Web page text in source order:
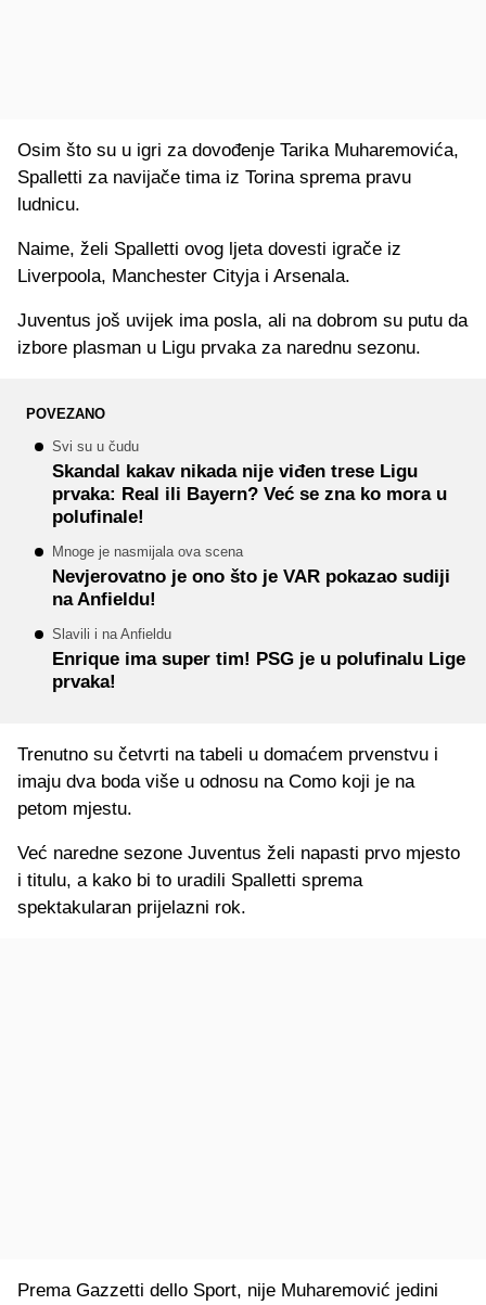
Osim što su u igri za dovođenje Tarika Muharemovića,
Spalletti za navijače tima iz Torina sprema pravu
ludnicu.
Naime, želi Spalletti ovog ljeta dovesti igrače iz
Liverpoola, Manchester Cityja i Arsenala.
Juventus još uvijek ima posla, ali na dobrom su putu da
izbore plasman u Ligu prvaka za narednu sezonu.
POVEZANO
Svi su u čudu
Skandal kakav nikada nije viđen trese Ligu
prvaka: Real ili Bayern? Već se zna ko mora u
polufinale!
Mnoge je nasmijala ova scena
Nevjerovatno je ono što je VAR pokazao sudiji
na Anfieldu!
Slavili i na Anfieldu
Enrique ima super tim! PSG je u polufinalu Lige
prvaka!
Trenutno su četvrti na tabeli u domaćem prvenstvu i
imaju dva boda više u odnosu na Como koji je na
petom mjestu.
Već naredne sezone Juventus želi napasti prvo mjesto
i titulu, a kako bi to uradili Spalletti sprema
spektakularan prijelazni rok.
Prema Gazzetti dello Sport, nije Muharemović jedini